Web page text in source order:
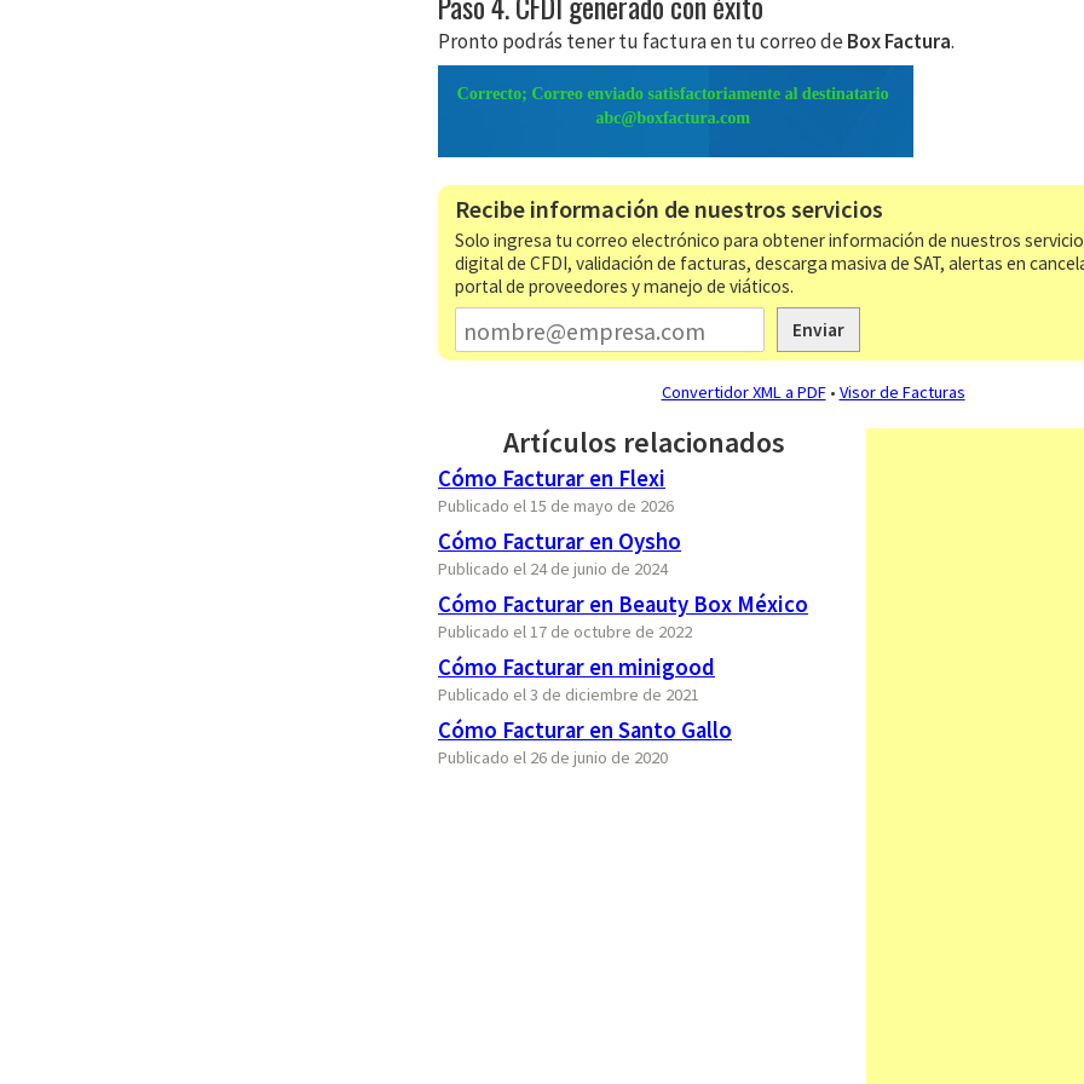
Pronto podrás tener tu factura en tu correo deBox Factura.
Recibe información de nuestros servicios
Solo ingresa tu correo electrónico para obtener información de nuestros
digital de CFDI, validación de facturas, descarga masiva de SAT, alertas en
portal de proveedores y manejo de viáticos.
Enviar
Convertidor XML a PDF• Visor de Facturas
Artículos relacionados
Cómo Facturar en Flexi
Publicado el 15 de mayo de 2026
Cómo Facturar en Oysho
Publicado el 24 de junio de 2024
Cómo Facturar en Beauty Box México
Publicado el 17 de octubre de 2022
Cómo Facturar en minigood
Publicado el 3 de diciembre de 2021
Cómo Facturar en Santo Gallo
Publicado el 26 de junio de 2020